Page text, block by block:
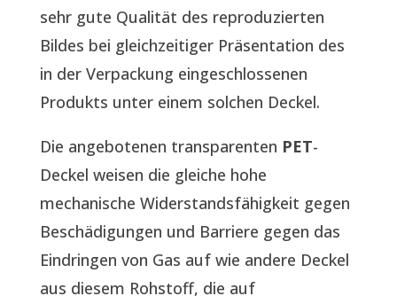
sehr gute Qualität des reproduzierten
Bildes bei gleichzeitiger Präsentation des
in der Verpackung eingeschlossenen
Produkts unter einem solchen Deckel.
Die angebotenen transparenten PET-
Deckel weisen die gleiche hohe
mechanische Widerstandsfähigkeit gegen
Beschädigungen und Barriere gegen das
Eindringen von Gas auf wie andere Deckel
aus diesem Rohstoff, die auf